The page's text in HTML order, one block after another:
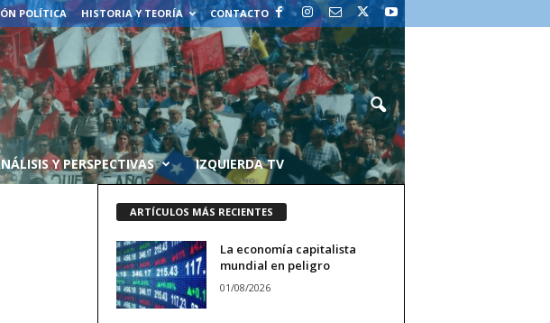
POLÍTICA HISTORIA Y TEORÍA CONTACTO
Y PERSPECTIVAS IZQUIERDA TV
ARTÍCULOS MÁS RECIENTES
La economía capitalista
mundial en peligro
01/08/2026